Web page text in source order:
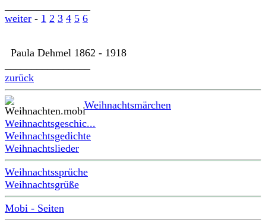
weiter - 1 2 3 4 5 6
Paula Dehmel 1862 - 1918
zurück
Weihnachtsmärchen
Weihnachtsgeschic...
Weihnachtsgedichte
Weihnachtslieder
Weihnachtssprüche
Weihnachtsgrüße
Mobi - Seiten